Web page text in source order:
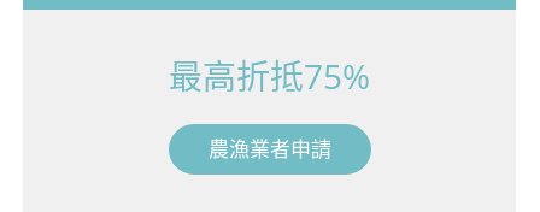
最高折抵75%
農漁業者申請